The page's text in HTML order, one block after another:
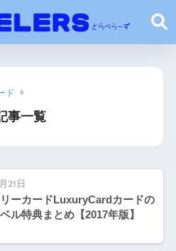
ド
事一覧
21日
ーカードLuxuryCardカードの
ル特典まとめ【2017年版】